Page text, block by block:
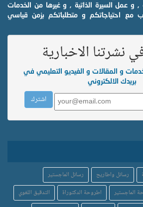
, و عمل السيرة الذاتية , و غيرها من الخدمات
مع احتياجاتكم و متطلباتكم بزمن قياسي
نشرتنا الاخبارية
و المقالات و الفيديو التعليمي في
بريدك الالكتروني
رسائل واطاريح
رسائل الماجستير
الماجستير اطروحة الدكتوراة
التدقيق اللغوي